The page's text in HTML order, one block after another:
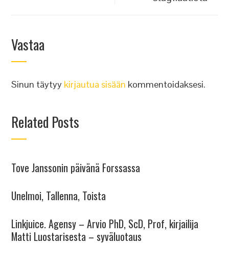
Vastaa
Sinun täytyy kirjautua sisään kommentoidaksesi.
Related Posts
Tove Janssonin päivänä Forssassa
Unelmoi, Tallenna, Toista
Linkjuice. Agensy – Arvio PhD, ScD, Prof, kirjailija
Matti Luostarisesta – syväluotaus